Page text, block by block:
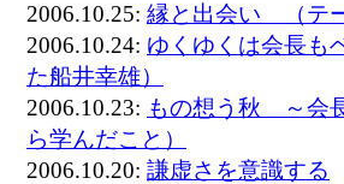
2006.10.25: 縁と出会い （テ
2006.10.24: ゆくゆくは会長
た船井幸雄）
2006.10.23: もの想う秋 ～会
ら学んだこと）
2006.10.20: 謙虚さを意識する